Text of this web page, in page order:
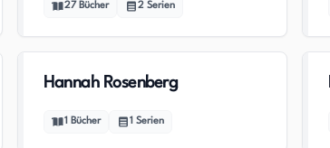
27 Bücher 2 Serien
Hannah Rosenberg
1 Bücher 1 Serien